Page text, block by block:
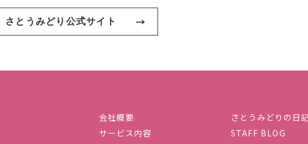
さとうみどり公式サイト
会社概要
サービス内容
さとうみどりの日
STAFF BLOG